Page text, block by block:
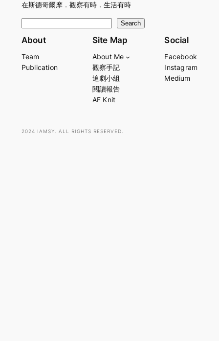
在斯德哥爾摩．觀察有時．生活有時
e
r
Search
About
Team
Publication
Site Map
About Me
觀察手記
追劇小組
閱讀報告
AF Knit
Social
Facebook
Instagram
Medium
2024 IAMSY. ALL RIGHTS RESERVED.